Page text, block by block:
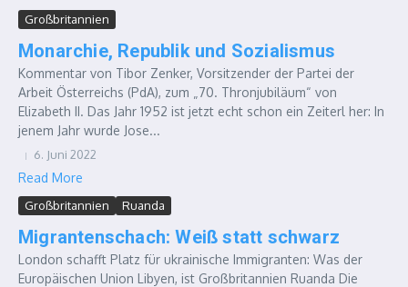
Großbritannien
Monarchie, Republik und Sozialismus
Kommentar von Tibor Zenker, Vorsitzender der Partei der
Arbeit Österreichs (PdA), zum „70. Thronjubiläum“ von
Elizabeth II. Das Jahr 1952 ist jetzt echt schon ein Zeiterl her: In
jenem Jahr wurde Jose...
6. Juni 2022
Read More
Großbritannien Ruanda
Migrantenschach: Weiß statt schwarz
London schafft Platz für ukrainische Immigranten: Was der
Europäischen Union Libyen, ist Großbritannien Ruanda Die